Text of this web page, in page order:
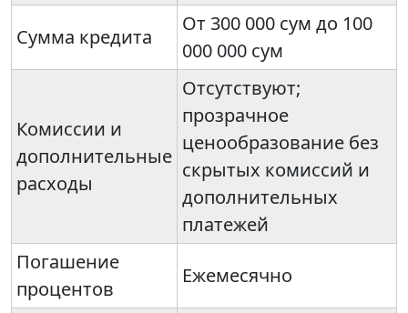
Сумма кредита
От 300 000 сум до 100
000 000 сум
Комиссии и
дополнительные
расходы
Отсутствуют;
прозрачное
ценообразование без
скрытых комиссий и
дополнительных
платежей
Погашение
процентов
Ежемесячно